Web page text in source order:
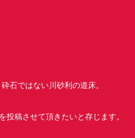
石ではない川砂利の道床。
稿させて頂きたいと存じます。